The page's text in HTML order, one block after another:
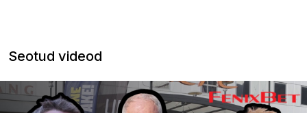
Seotud videod